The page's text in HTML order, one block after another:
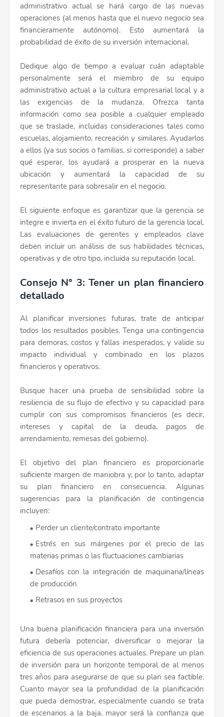
administrativo actual se hará cargo de las nuevas
operaciones (al menos hasta que el nuevo negocio sea
financieramente autónomo). Esto aumentará la
probabilidad de éxito de su inversión internacional.
Dedique algo de tiempo a evaluar cuán adaptable
personalmente será el miembro de su equipo
administrativo actual a la cultura empresarial local y a
las exigencias de la mudanza. Ofrezca tanta
información como sea posible a cualquier empleado
que se traslade, incluidas consideraciones tales como
escuelas, alojamiento, recreación y similares. Ayudarlos
a ellos (ya sus socios o familias, si corresponde) a saber
qué esperar, los ayudará a prosperar en la nueva
ubicación y aumentará la capacidad de su
representante para sobresalir en el negocio.
El siguiente enfoque es garantizar que la gerencia se
integre e invierta en el éxito futuro de la gerencia local.
Las evaluaciones de gerentes y empleados clave
deben incluir un análisis de sus habilidades técnicas,
operativas y de otro tipo, incluida su reputación local.
Consejo N° 3: Tener un plan financiero
detallado
Al planificar inversiones futuras, trate de anticipar
todos los resultados posibles. Tenga una contingencia
para demoras, costos y fallas inesperados, y valide su
impacto individual y combinado en los plazos
financieros y operativos.
Busque hacer una prueba de sensibilidad sobre la
resiliencia de su flujo de efectivo y su capacidad para
cumplir con sus compromisos financieros (es decir,
intereses y capital de la deuda, pagos de
arrendamiento, remesas del gobierno).
El objetivo del plan financiero es proporcionarle
suficiente margen de maniobra y, por lo tanto, adaptar
su plan financiero en consecuencia. Algunas
sugerencias para la planificación de contingencia
incluyen:
Perder un cliente/contrato importante
Estrés en sus márgenes por el precio de las
materias primas o las fluctuaciones cambiarias
Desafíos con la integración de maquinaria/líneas
de producción
Retrasos en sus proyectos
Una buena planificación financiera para una inversión
futura debería potenciar, diversificar o mejorar la
eficiencia de sus operaciones actuales. Prepare un plan
de inversión para un horizonte temporal de al menos
tres años para asegurarse de que su plan sea factible.
Cuanto mayor sea la profundidad de la planificación
que pueda demostrar, especialmente cuando se trata
de escenarios a la baja, mayor será la confianza que